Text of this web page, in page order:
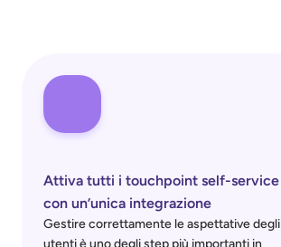
Attiva tutti i touchpoint self-service
con un’unica integrazione
Gestire correttamente le aspettative degli
utenti è uno degli step più importanti in